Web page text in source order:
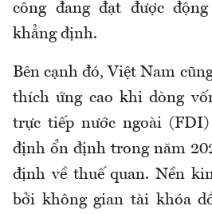
công đang đạt được động
khẳng định.
Bên cạnh đó, Việt Nam
thích ứng cao khi dòng
trực tiếp nước ngoài
định ổn định trong năm
định về thuế quan. Nền
bởi không gian tài khóa